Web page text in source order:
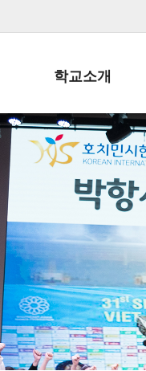
학교소개
학교장인사말
학생회장인사말
학교상징
학교 CI
교직원현황
학생현황
위치/전화
전경사진